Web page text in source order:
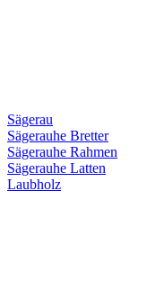
Sägerau
Sägerauhe Bretter
Sägerauhe Rahmen
Sägerauhe Latten
Laubholz